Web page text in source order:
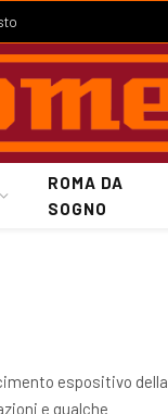
ROMA DA
SOGNO
espositivo della
e qualche